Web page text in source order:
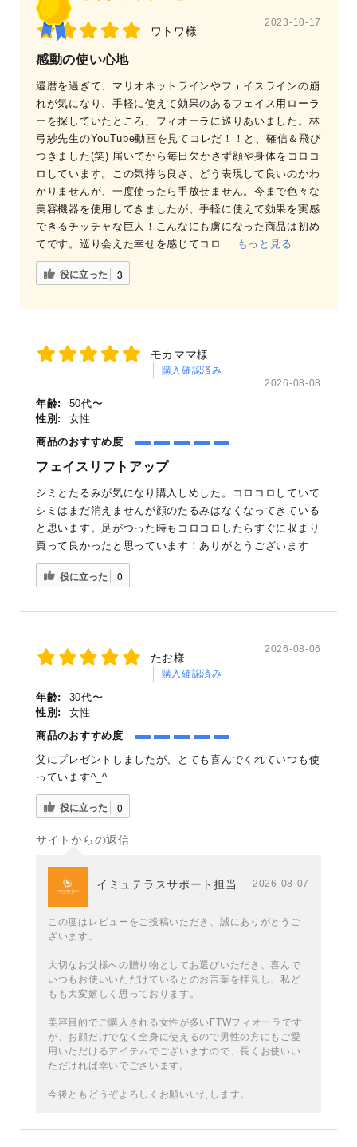
ワトワ様
2023-10-17
感動の使い心地
還暦を過ぎて、マリオネットラインやフェイスラインの崩
れが気になり、手軽に使えて効果のあるフェイス用ローラ
ーを探していたところ、フィオーラに巡りあいました。林
弓紗先生のYouTube動画を見てコレだ！！と、確信＆飛び
つきました(笑) 届いてから毎日欠かさず顔や身体をコロコ
ロしています。この気持ち良さ、どう表現して良いのかわ
かりませんが、一度使ったら手放せません。今まで色々な
美容機器を使用してきましたが、手軽に使えて効果を実感
できるチッチャな巨人！こんなにも虜になった商品は初め
てです。巡り会えた幸せを感じてコロ...
もっと見る
役に立った 3
モカママ様
購入確認済み
2026-08-08
年齢:
50代〜
性別:
女性
商品のおすすめ度
フェイスリフトアップ
シミとたるみが気になり購入しめした。コロコロしていて
シミはまだ消えませんが顔のたるみはなくなってきている
と思います。足がつった時もコロコロしたらすぐに収まり
買って良かったと思っています！ありがとうございます
役に立った 0
たお様
購入確認済み
2026-08-06
年齢:
30代〜
性別:
女性
商品のおすすめ度
父にプレゼントしましたが、とても喜んでくれていつも使
っています^_^
役に立った 0
サイトからの返信
イミュテラスサポート担当 2026-08-07
この度はレビューをご投稿いただき、誠にありがとうご
ざいます。
大切なお父様への贈り物としてお選びいただき、喜んで
いつもお使いいただけているとのお言葉を拝見し、私ど
もも大変嬉しく思っております。
美容目的でご購入される女性が多いFTWフィオーラです
が、お顔だけでなく全身に使えるので男性の方にもご愛
用いただけるアイテムでございますので、長くお使いい
ただければ幸いでございます。
今後ともどうぞよろしくお願いいたします。